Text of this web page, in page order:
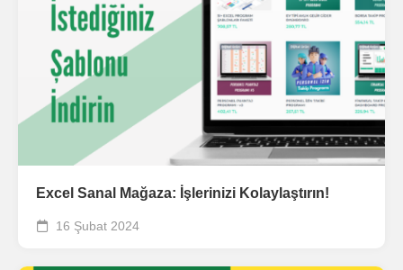
Excel Sanal Mağaza: İşlerinizi Kolaylaştırın!
16 Şubat 2024